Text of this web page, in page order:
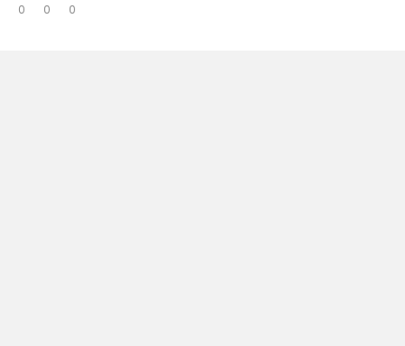
0
0 0